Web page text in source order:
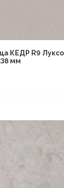
КЕДР R9
мм